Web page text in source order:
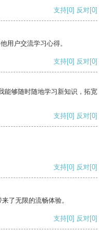
支持[0] 反对[0]
用户交流学习心得。
支持[0] 反对[0]
能够随时随地学习新知识，拓宽
支持[0] 反对[0]
支持[0] 反对[0]
了无限的流畅体验。
支持[0] 反对[0]